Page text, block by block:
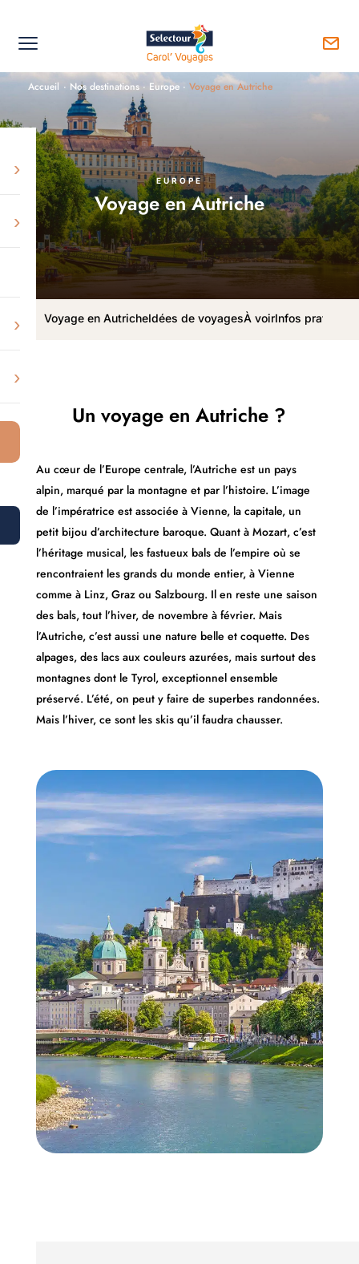
›
›
›
›
Accueil · Nos destinations · Europe · Voyage en Autriche
EUROPE
Voyage en Autriche
Voyage en AutricheIdées de voyagesÀ voirInfos pratiques
Un voyage en Autriche ?
Au cœur de l’Europe centrale, l’Autriche est un pays
alpin, marqué par la montagne et par l’histoire. L’image
de l’impératrice est associée à Vienne, la capitale, un
petit bijou d’architecture baroque. Quant à Mozart, c’est
l’héritage musical, les fastueux bals de l’empire où se
rencontraient les grands du monde entier, à Vienne
comme à Linz, Graz ou Salzbourg. Il en reste une saison
des bals, tout l’hiver, de novembre à février. Mais
l’Autriche, c’est aussi une nature belle et coquette. Des
alpages, des lacs aux couleurs azurées, mais surtout des
montagnes dont le Tyrol, exceptionnel ensemble
préservé. L’été, on peut y faire de superbes randonnées.
Mais l’hiver, ce sont les skis qu’il faudra chausser.